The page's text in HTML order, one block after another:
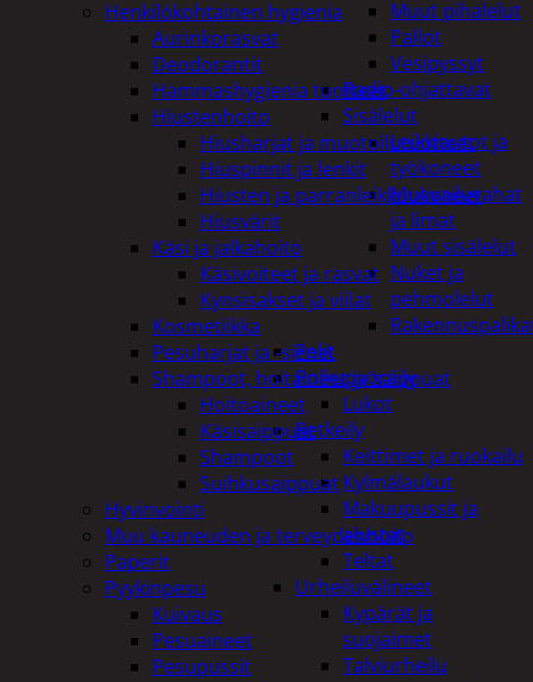
Muut pihalelut
Pallot
Vesipyssyt
Radio-ohjattavat
Sisälelut
Leikkiautot ja
työkoneet
Muovailuvahat
ja limat
Muut sisälelut
Nuket ja
pehmolelut
Pelit
Polkupyöräily
Lukot
Retkeily
Keittimet ja ruokailu
Kylmälaukut
Makuupussit ja
alustat
Teltat
Urheiluvälineet
Kypärät ja
suojaimet
Talviurheilu
Henkilökohtainen hygienia
Aurinkorasvat
Deodorantit
Hammashygienia tuotteet
Hiustenhoito
Hiusharjat ja muotoilutuotteet
Hiuspinnit ja lenkit
Hiusten ja parranleikkuukoneet
Hiusvärit
Käsi ja jalkahoito
Käsivoiteet ja rasvat
Kynsisakset ja viilat
Kosmetiikka
Pesuharjat ja -sienet
Shampoot, hoitaineet ja saippuat
Hoitoaineet
Käsisaippuat
Shampoot
Suihkusaippuat
Hyvinvointi
Muu kauneuden ja terveydenhoito
Paperit
Pyykinpesu
Kuivaus
Pesuaineet
Pesupussit